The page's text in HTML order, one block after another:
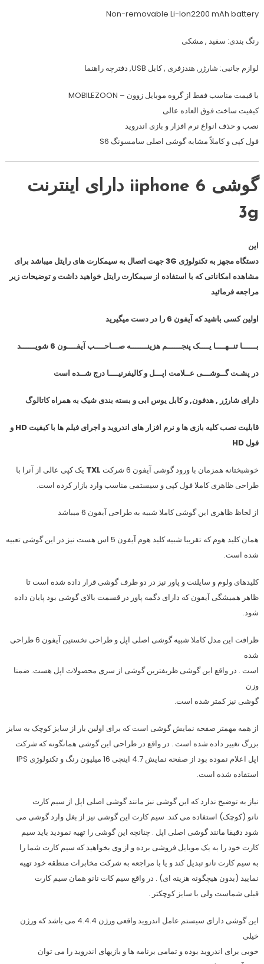
Non-removable Li-Ion2200 mAh battery
رنگ بندی: سفید , مشکی
لوازم جانبی: شارژر, هندزفری , کابل USB, دفترچه راهنما
با قیمت مناسب فقط از گروه موبایل زوون – MOBILEZOON
کیفیت ساخت فوق العاده عالی
نصب و حذف انواع نرم افزار و بازی اندروید
فول کپی و کاملاً مشابه گوشی اصلی سامسونگ S6
گوشی iiphone 6 دارای اینترنت
3g
این
دستگاه مجهز به تکنولوژی 3G جهت اتصال به سیمکارت های رایتل میباشد برای
مشاهده امکاناتی که با استفاده از سیمکارت رایتل خواهید داشت و توضیحات زیر
مراجعه فرمائید
اولین کسی باشید که آیفون 6 را در دست میگیرید
بــــــا تنــهــــا یــــک پنجــــــم هزینـــــــه صـــاحــــبآیفــــون 6 شویــــــد
در پشـت گــوشـــی عــلامت اپـــل و کالیفرنیــــا درج شــده است
دارای شارژر , هدفون, و کابل یوس ابی و بسته بندی شیک به همراه کاتالوگ
قابلیت نصب کلیه بازی ها و نرم افزار های اندروید و اجرای فیلم ها با کیفیت HD و
فول HD
خوشبختانه همزمان با ورود گوشی آیفون 6 شرکت TXL یک کپی عالی از آنرا با
طراحی ظاهری کاملا فول کپی و سیستمی مناسب وارد بازار کرده است.
از لحاظ ظاهری این گوشی کاملا شبیه به طراحی آیفون 6 میباشد
همان کلید هوم که تقریبا شبیه کلید هوم آیفون 5 اس هست نیز در این گوشی تعبیه
شده است.
کلیدهای ولوم و سایلنت و پاور نیز در دو طرف گوشی قرار داده شده است تا
ظاهر همیشگی آیفون که دارای دگمه پاور در قسمت بالای گوشی بود پایان داده
شود.
ظرافت این مدل کاملا شبیه گوشی اصلی اپل و طراحی نخستین آیفون 6 طراحی
شده
است . در واقع این گوشی ظریفترین گوشی از سری محصولات اپل هست. ضمنا
وزن
گوشی نیز کمتر شده است.
از همه مهمتر صفحه نمایش گوشی است که برای اولین بار از سایز کوچک به سایز
بزرگ تغییر داده شده است . در واقع در طراحی این گوشی همانگونه که شرکت
اپل اعلام نموده بود از صفحه نمایش 4.7 اینچی 16 میلیون رنگ و تکنولوژی IPS
استفاده شده است.
نیاز به توضیح ندارد که این گوشی نیز مانند گوشی اصلی اپل از سیم کارت
نانو (کوچک) استفاده می کند. سیم کارت این گوشی نیز از بغل وارد گوشی می
شود دقیقا مانند گوشی اصلی اپل . چنانچه این گوشی را تهیه نمودید باید سیم
کارت خود را به یک موبایل فروشی برده و از وی بخواهید که سیم کارت شما را
به سیم کارت نانو تبدیل کند و یا با مراجعه به شرکت مخابرات منطقه خود تهیه
نمایید (بدون هیچگونه هزینه ای) . در واقع سیم کات نانو همان سیم کارت
قبلی شماست ولی با سایز کوچکتر .
این گوشی دارای سیستم عامل اندروید واقعی ورژن 4.4.4 می باشد که ورژن
خیلی
خوبی برای اندروید بوده و تمامی برنامه ها و بازیهای اندروید را می توان